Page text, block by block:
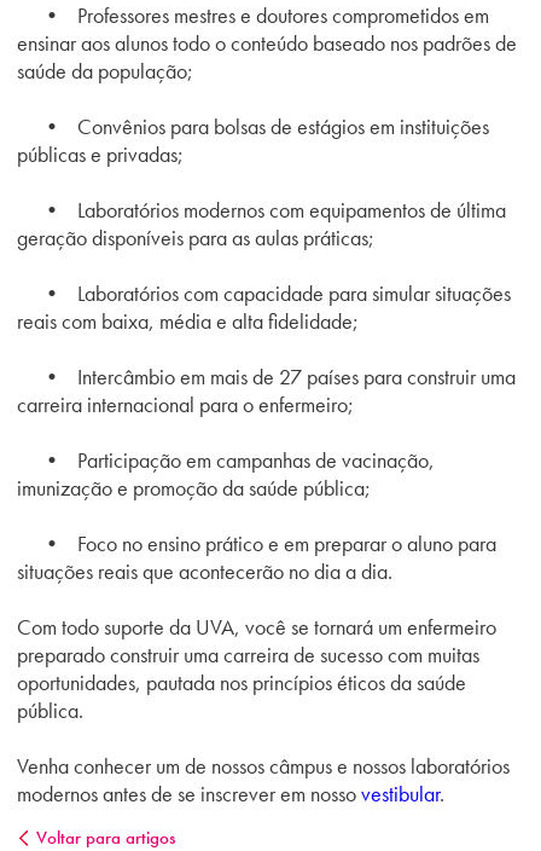
• Professores mestres e doutores comprometidos em
ensinar aos alunos todo o conteúdo baseado nos padrões de
saúde da população;
• Convênios para bolsas de estágios em instituições
públicas e privadas;
• Laboratórios modernos com equipamentos de última
geração disponíveis para as aulas práticas;
• Laboratórios com capacidade para simular situações
reais com baixa, média e alta fidelidade;
• Intercâmbio em mais de 27 países para construir uma
carreira internacional para o enfermeiro;
• Participação em campanhas de vacinação,
imunização e promoção da saúde pública;
• Foco no ensino prático e em preparar o aluno para
situações reais que acontecerão no dia a dia.
Com todo suporte da UVA, você se tornará um enfermeiro
preparado construir uma carreira de sucesso com muitas
oportunidades, pautada nos princípios éticos da saúde
pública.
Venha conhecer um de nossos câmpus e nossos laboratórios
modernos antes de se inscrever em nossovestibular.
Voltar para artigos